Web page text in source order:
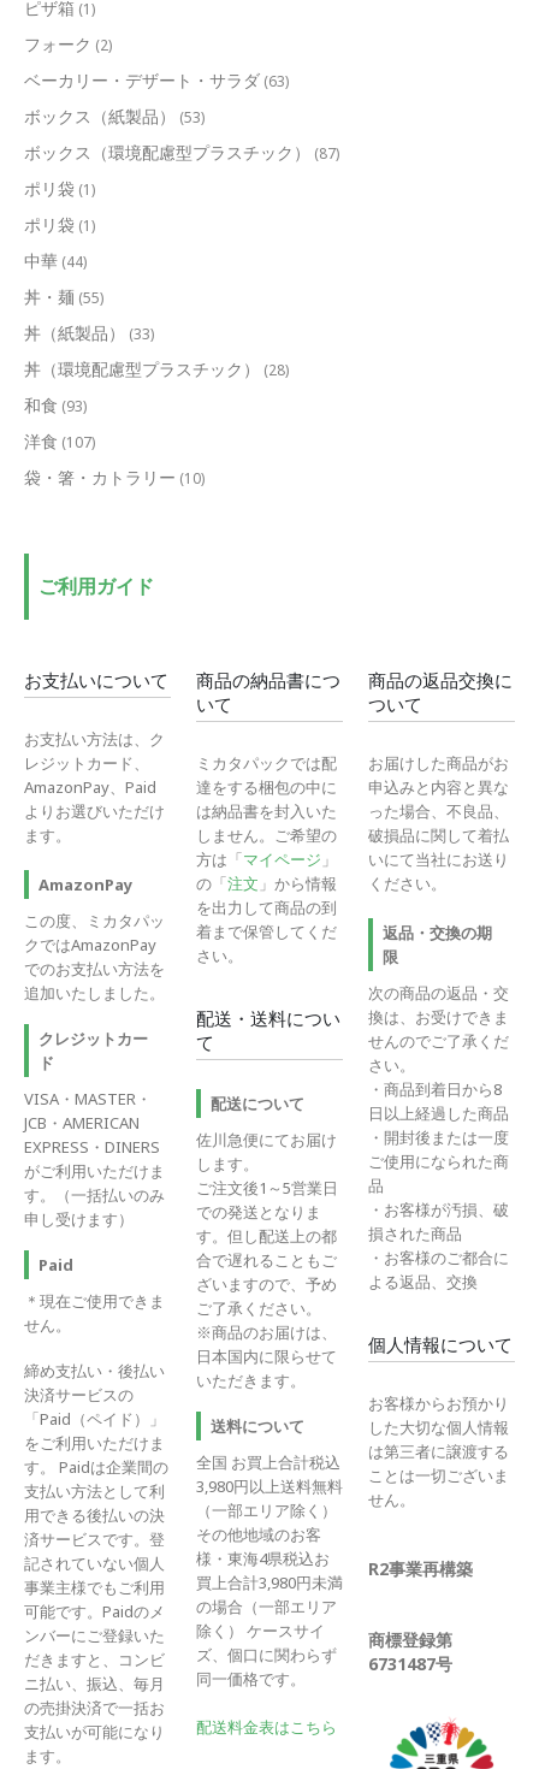
ピザ箱 (1)
フォーク (2)
ベーカリー・デザート・サラダ (63)
ボックス（紙製品） (53)
ボックス（環境配慮型プラスチック） (87)
ポリ袋 (1)
ポリ袋 (1)
中華 (44)
丼・麺 (55)
丼（紙製品） (33)
丼（環境配慮型プラスチック） (28)
和食 (93)
洋食 (107)
袋・箸・カトラリー (10)
ご利用ガイド
お支払いについて
お支払い方法は、ク
レジットカード、
AmazonPay、Paid
よりお選びいただけ
ます。
AmazonPay
この度、ミカタパッ
クではAmazonPay
でのお支払い方法を
追加いたしました。
クレジットカー
ド
VISA・MASTER・
JCB・AMERICAN
EXPRESS・DINERS
がご利用いただけま
す。（一括払いのみ
申し受けます）
Paid
＊現在ご使用できま
せん。
締め支払い・後払い
決済サービスの
「Paid（ペイド）」
をご利用いただけま
す。 Paidは企業間の
支払い方法として利
用できる後払いの決
済サービスです。登
記されていない個人
事業主様でもご利用
可能です。Paidのメ
ンバーにご登録いた
だきますと、コンビ
ニ払い、振込、毎月
の売掛決済で一括お
支払いが可能になり
ます。
商品の納品書につ
いて
ミカタパックでは配
達をする梱包の中に
は納品書を封入いた
しません。ご希望の
方は「マイページ 」
の「注文 」から情報
を出力して商品の到
着まで保管してくだ
さい。
配送・送料につい
て
配送について
佐川急便にてお届け
します。
ご注文後1～5営業日
での発送となりま
す。但し配送上の都
合で遅れることもご
ざいますので、予め
ご了承ください。
※商品のお届けは、
日本国内に限らせて
いただきます。
送料について
全国 お買上合計税込
3,980円以上送料無料
（一部エリア除く）
その他地域のお客
様・東海4県税込お
買上合計3,980円未満
の場合（一部エリア
除く） ケースサイ
ズ、個口に関わらず
同一価格です。
配送料金表はこちら
商品の返品交換に
ついて
お届けした商品がお
申込みと内容と異な
った場合、不良品、
破損品に関して着払
いにて当社にお送り
ください。
返品・交換の期
限
次の商品の返品・交
換は、お受けできま
せんのでご了承くだ
さい。
・商品到着日から8
日以上経過した商品
・開封後または一度
ご使用になられた商
品
・お客様が汚損、破
損された商品
・お客様のご都合に
よる返品、交換
個人情報について
お客様からお預かり
した大切な個人情報
は第三者に譲渡する
ことは一切ございま
せん。
R2事業再構築
商標登録第
6731487号